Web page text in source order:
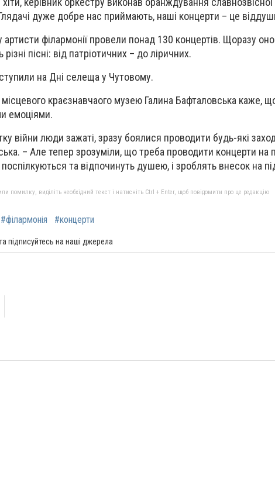
дуже добре нас приймають, наші концерти – це
артисти філармонії провели понад 130 концертів. Щоразу
пісні: від патріотичних – до ліричних.
на Дні селеща у Чутовому.
краєзнавчаого музею Галина Бафталовська каже,
емоціями.
війни люди зажаті, зразу боялися проводити будь-які
– Але тепер зрозуміли, що треба проводити концерти на
та відпочинуть душею, і зроблять внесок на
помилку, виділіть необхідний текст і натисніть Ctrl + Enter, щоб повідомити про це редакцію
#філармонія #концерти
підписуйтесь на наші джерела